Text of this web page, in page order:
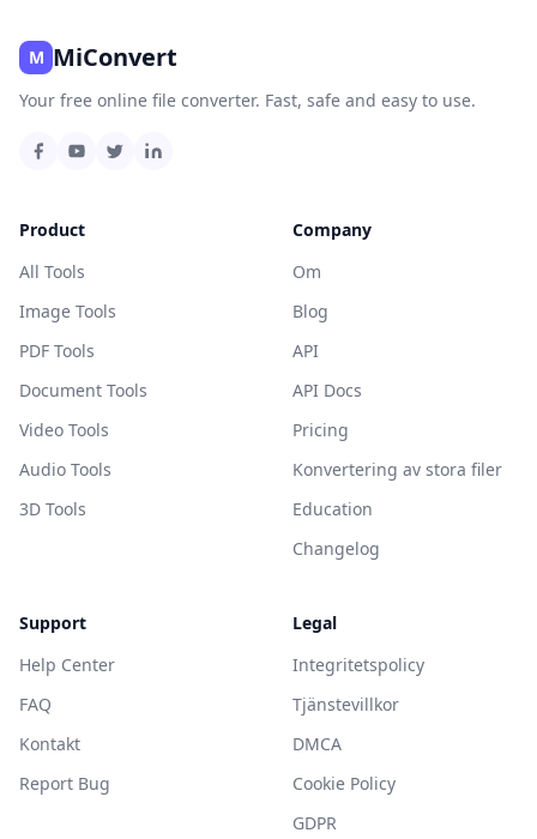
M MiConvert
Your free online file converter. Fast, safe and easy to use.
Product
All Tools
Image Tools
PDF Tools
Document Tools
Video Tools
Audio Tools
3D Tools
Company
Om
Blog
API
API Docs
Pricing
Konvertering av stora filer
Education
Changelog
Support
Help Center
FAQ
Kontakt
Report Bug
Legal
Integritetspolicy
Tjänstevillkor
DMCA
Cookie Policy
GDPR